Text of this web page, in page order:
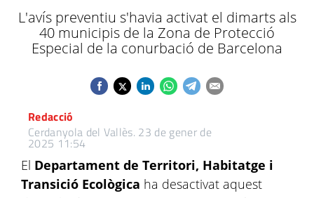
L'avís preventiu s'havia activat el dimarts als
40 municipis de la Zona de Protecció
Especial de la conurbació de Barcelona
Redacció
Cerdanyola del Vallès. 23 de gener de
2025 11:54
El Departament de Territori, Habitatge i
Transició Ecològica ha desactivat aquest